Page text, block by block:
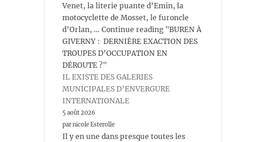
Venet, la literie puante d’Emin, la
motocyclette de Mosset, le furoncle
d’Orlan, … Continue reading "BUREN À
GIVERNY : DERNIÈRE EXACTION DES
TROUPES D’OCCUPATION EN
DÉROUTE ?"
IL EXISTE DES GALERIES
MUNICIPALES D’ENVERGURE
INTERNATIONALE
5 août 2026
par nicole Esterolle
Il y en une dans presque toutes les